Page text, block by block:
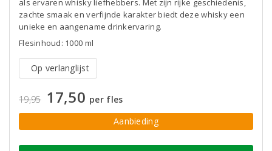
als ervaren whisky liefhebbers. Met zijn rijke geschiedenis,
zachte smaak en verfijnde karakter biedt deze whisky een
unieke en aangename drinkervaring.
Flesinhoud: 1000 ml
Op verlanglijst
19,95 17,50 per fles
Aanbieding